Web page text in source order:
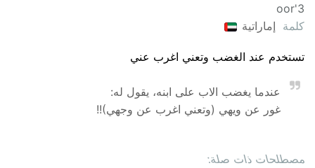
3'oor
كلمة إماراتية
تستخدم عند الغضب وتعني اغرب عني
عندما يغضب الاب على ابنه، يقول له:
غور عن ويهي (وتعني اغرب عن وجهي)!!
مصطلحات ذات صلة: